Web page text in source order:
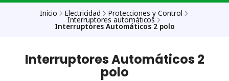
Inicio Electricidad Protecciones y Control
Interruptores automáticos
Interruptores Automáticos 2 polo
Interruptores Automáticos 2
polo